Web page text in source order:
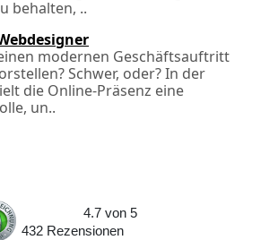
behalten, ..
modernen Geschäftsauftritt
Schwer, oder? In der
die Online-Präsenz eine
un..
4.7 von 5
432
Rezensionen